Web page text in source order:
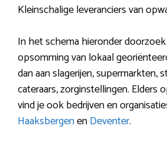
Kleinschalige leveranciers van
In het schema hieronder
opsomming van lokaal
dan aan slagerijen, supermarkten,
cateraars, zorginstellingen. Elders
vind je ook bedrijven en
HaaksbergenenDeventer.